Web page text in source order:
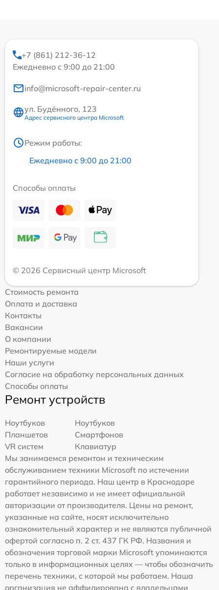
+7 (861) 212-36-12
Ежедневно с 9:00 до 21:00
info@microsoft-repair-center.ru
ул. Будённого, 123
Адрес сервисного центра Microsoft
Режим работы:
Ежедневно с 9:00 до 21:00
Способы оплаты
© 2026 Сервисный центр Microsoft
Стоимость ремонта
Оплата и доставка
Контакты
Вакансии
О компании
Ремонтируемые модели
Наши услуги
Согласие на обработку персональных данных
Способы оплаты
Ремонт устройств
Ноутбуков
Ноутбуков
Планшетов
Смартфонов
VR систем
Клавиатур
Мы занимаемся ремонтом и техническим
обслуживанием техники Microsoft по истечении
гарантийного периода. Наш центр в Краснодаре
работает независимо и не имеет официальной
авторизации от производителя. Цены на ремонт,
указанные на сайте, носят исключительно
ознакомительный характер и не являются публичной
офертой согласно п. 2 ст. 437 ГК РФ. Названия и
обозначения торговой марки Microsoft упоминаются
только в информационных целях — чтобы обозначить
перечень техники, с которой мы работаем. Наша
организация не аффилирована с владельцами